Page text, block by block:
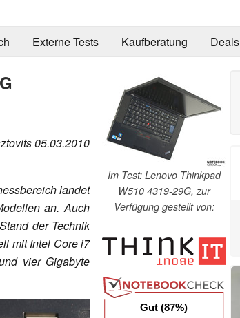
Externe Tests Kaufberatung Deals
05.03.2010
landet
an. Auch
der Technik
mit Intel Core i7
vier Gigabyte
Im Test: Lenovo Thinkpad
W510 4319-29G, zur
Verfügung gestellt von:
Gut (87%)